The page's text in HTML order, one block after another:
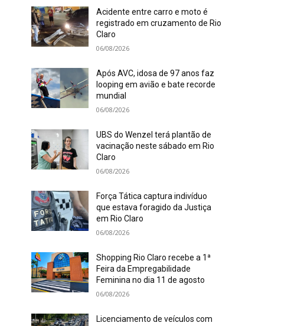
Acidente entre carro e moto é
registrado em cruzamento de Rio
Claro
06/08/2026
Após AVC, idosa de 97 anos faz
looping em avião e bate recorde
mundial
06/08/2026
UBS do Wenzel terá plantão de
vacinação neste sábado em Rio
Claro
06/08/2026
Força Tática captura indivíduo
que estava foragido da Justiça
em Rio Claro
06/08/2026
Shopping Rio Claro recebe a 1ª
Feira da Empregabilidade
Feminina no dia 11 de agosto
06/08/2026
Licenciamento de veículos com